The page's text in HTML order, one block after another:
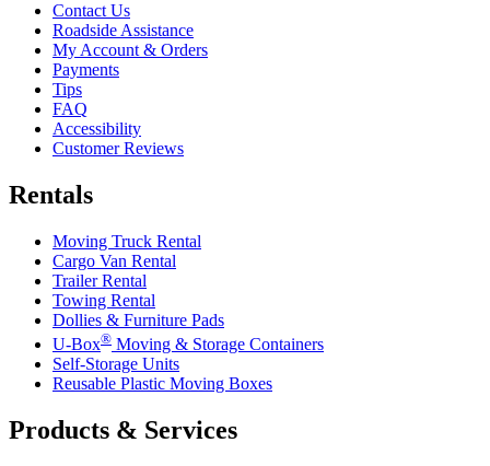
Contact Us
Roadside Assistance
My Account & Orders
Payments
Tips
FAQ
Accessibility
Customer Reviews
Rentals
Moving Truck Rental
Cargo Van Rental
Trailer Rental
Towing Rental
Dollies & Furniture Pads
U-Box® Moving & Storage Containers
Self-Storage Units
Reusable Plastic Moving Boxes
Products & Services